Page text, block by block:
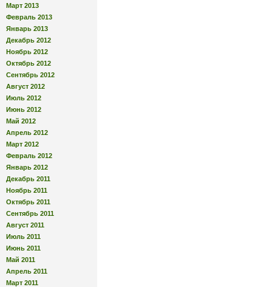
Март 2013
Февраль 2013
Январь 2013
Декабрь 2012
Ноябрь 2012
Октябрь 2012
Сентябрь 2012
Август 2012
Июль 2012
Июнь 2012
Май 2012
Апрель 2012
Март 2012
Февраль 2012
Январь 2012
Декабрь 2011
Ноябрь 2011
Октябрь 2011
Сентябрь 2011
Август 2011
Июль 2011
Июнь 2011
Май 2011
Апрель 2011
Март 2011